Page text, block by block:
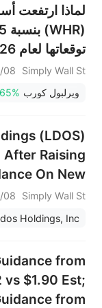
لماذا ارتفعت
جهودها لخفض
Simply Wall St
10:24
ويرلبول كورب
(LDOS)
After Raising
On New
And AI Wins
Simply Wall St
10:32
Holdings, Inc.
from
vs $1.90 Est;
from